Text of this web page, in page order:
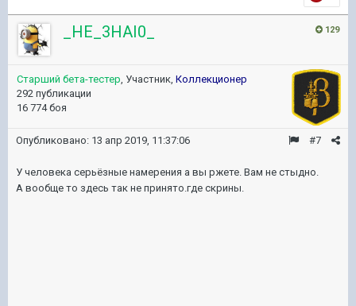
129
_HE_3HAI0_
Старший бета-тестер , Участник, Коллекционер
292 публикации
16 774 боя
#7
Опубликовано: 13 апр 2019, 11:37:06
У человека серьёзные намерения а вы ржете. Вам не стыдно.
А вообще то здесь так не принято.где скрины.